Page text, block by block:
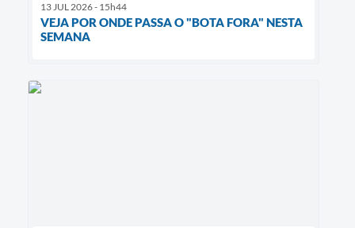
13 JUL 2026 - 15h44
VEJA POR ONDE PASSA O "BOTA FORA" NESTA
SEMANA